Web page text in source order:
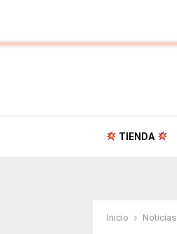
TIENDA
Inicio Noticias